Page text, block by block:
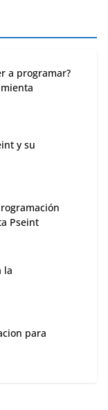
a programar?
y su
Pseint
la
para